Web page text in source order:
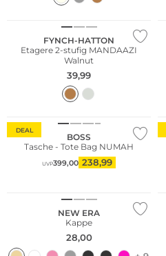
FYNCH-HATTON
Etagere 2-stufig MANDAAZI
Walnut
39,99
DEAL
BOSS
Tasche - Tote Bag NUMAH
UVP399,00 238,99
NEW ERA
Kappe
28,00